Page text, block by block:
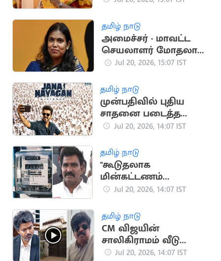
தமிழ் நாடு
அமைச்சர் - மாவட்ட
செயலாளர் மோதலால்
தவெக பொதுக்கூட்டம்
Jul 20, 2026, 15:07 IST
தமிழ் நாடு
முன்பதிவில் புதிய
சாதனை படைத்த
ஜனநாயகன்
Jul 20, 2026, 14:07 IST
தமிழ் நாடு
"கூடுதலாக
மின்கட்டணம்
செலுத்தியிருந்தால்
கொள்ளப்படும்"..
அமைச்சர்
நிர்மல்குமார்
Jul 20, 2026, 14:07 IST
தமிழ் நாடு
CM விஜயின்
சாலிகிராமம் வீடு
இடிப்பு.. நடிகர்
Jul 20, 2026, 14:07 IST